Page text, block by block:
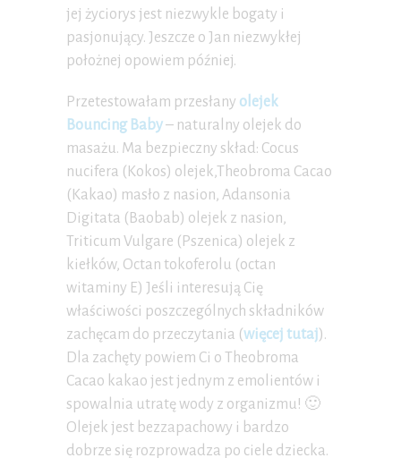
jej życiorys jest niezwykle bogaty i
pasjonujący. Jeszcze o Jan niezwykłej
położnej opowiem później.
Przetestowałam przesłany olejek
Bouncing Baby– naturalny olejek do
masażu. Ma bezpieczny skład: Cocus
nucifera (Kokos) olejek,Theobroma Cacao
(Kakao) masło z nasion, Adansonia
Digitata (Baobab) olejek z nasion,
Triticum Vulgare (Pszenica) olejek z
kiełków, Octan tokoferolu (octan
witaminy E) Jeśli interesują Cię
właściwości poszczególnych składników
zachęcam do przeczytania (więcej tutaj ).
Dla zachęty powiem Ci o Theobroma
Cacao kakao jest jednym z emolientów i
spowalnia utratę wody z organizmu! 🙂
Olejek jest bezzapachowy i bardzo
dobrze się rozprowadza po ciele dziecka.